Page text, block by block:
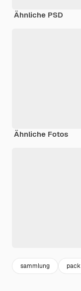
Ähnliche PSD
Ähnliche Fotos
sammlung pack